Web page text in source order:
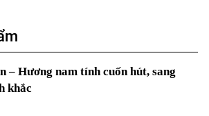
– Hương nam tính cuốn hút, sang
khắc